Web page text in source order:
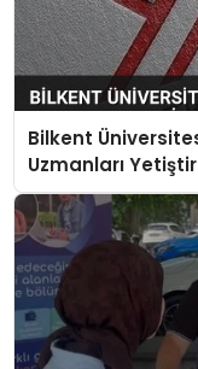
Bilkent
Uzmanları